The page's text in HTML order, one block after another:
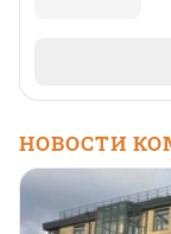
НОВОСТИ